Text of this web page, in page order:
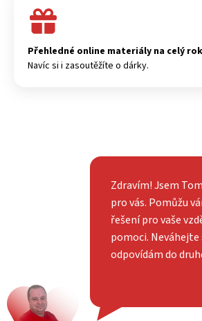
Přehledné online materiály na celý
Navíc si i zasoutěžíte o dárky.
Zdravím! Jsem
pro vás. Pomůžu
řešení pro vaše
pomoci.
odpovídám do